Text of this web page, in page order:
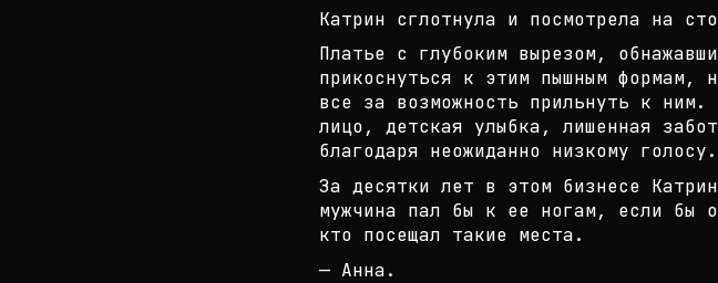
Катрин сглотнула и посмотрела на
Платье с глубоким вырезом,
прикоснуться к этим пышным формам,
все за возможность прильнуть к
лицо, детская улыбка, лишенная
благодаря неожиданно низкому голосу.
За десятки лет в этом бизнесе
мужчина пал бы к ее ногам, если бы
кто посещал такие места.
— Анна.